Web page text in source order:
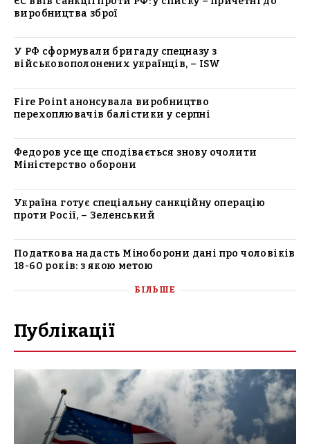
виробництва зброї
У РФ сформували бригаду спецназу з
військовополонених українців, – ISW
Fire Point анонсувала виробництво
перехоплювачів балістики у серпні
Федоров усе ще сподівається знову очолити
Міністерство оборони
Україна готує спеціальну санкційну операцію
проти Росії, – Зеленський
Податкова надасть Міноборони дані про чоловіків
18-60 років: з якою метою
БІЛЬШЕ
Публікації